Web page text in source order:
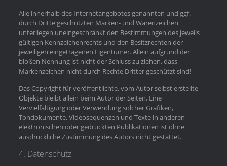
Alle innerhalb des Internetangebotes genannten und ggf.
durch Dritte geschützten Marken- und Warenzeichen
unterliegen uneingeschränkt den Bestimmungen des jeweils
gültigen Kennzeichenrechts und den Besitzrechten der
jeweiligen eingetragenen Eigentümer. Allein aufgrund der
bloßen Nennung ist nicht der Schluss zu ziehen, dass
Markenzeichen nicht durch Rechte Dritter geschützt sind!
Das Copyright für veröffentlichte, vom Autor selbst erstellte
Objekte bleibt allein beim Autor der Seiten. Eine
Vervielfältigung oder Verwendung solcher Grafiken,
Tondokumente, Videosequenzen und Texte in anderen
elektronischen oder gedruckten Publikationen ist ohne
ausdrückliche Zustimmung des Autors nicht gestattet.
4. Datenschutz